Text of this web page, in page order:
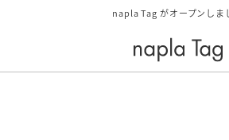
napla Tag がオープンしま